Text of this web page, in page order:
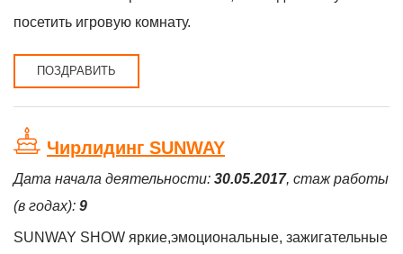
посетить игровую комнату.
ПОЗДРАВИТЬ
Чирлидинг SUNWAY
Дата начала деятельности: 30.05.2017, стаж работы
(в годах): 9
SUNWAY SHOW яркие,эмоциональные, зажигательные